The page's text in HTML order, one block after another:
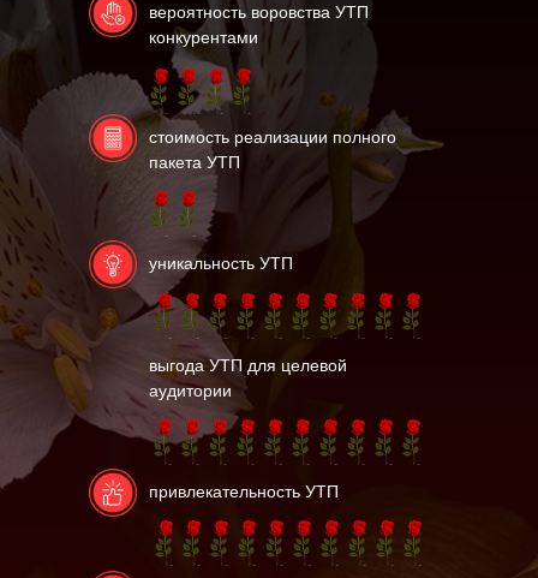
вероятность воровства УТП
конкурентами
стоимость реализации полного
пакета УТП
уникальность УТП
выгода УТП для целевой
аудитории
привлекательность УТП